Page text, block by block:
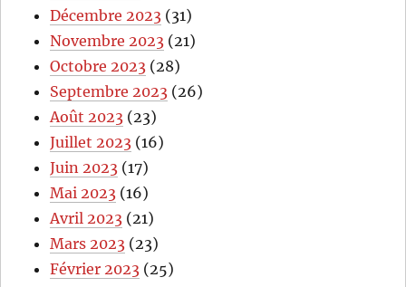
Décembre 2023 (31)
Novembre 2023 (21)
Octobre 2023 (28)
Septembre 2023 (26)
Août 2023 (23)
Juillet 2023 (16)
Juin 2023 (17)
Mai 2023 (16)
Avril 2023 (21)
Mars 2023 (23)
Février 2023 (25)